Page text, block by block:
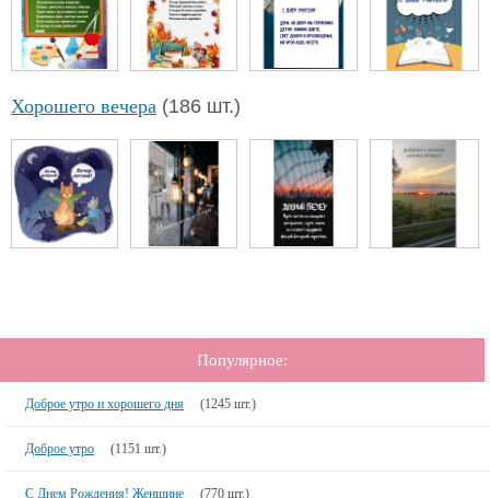
Хорошего вечера (186 шт.)
Популярное:
Доброе утро и хорошего дня (1245 шт.)
Доброе утро (1151 шт.)
С Днем Рождения! Женщине (770 шт.)